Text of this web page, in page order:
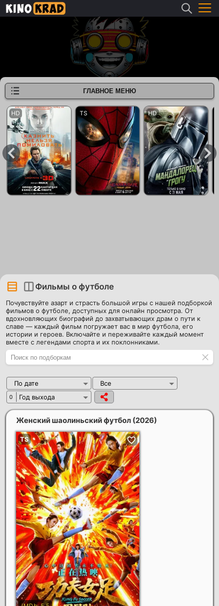
Фильмы о футболе
Почувствуйте азарт и страсть большой игры с нашей подборкой
фильмов о футболе, доступных для онлайн просмотра. От
вдохновляющих биографий до захватывающих драм о пути к
славе — каждый фильм погружает вас в мир футбола, его
истории и героев. Включайте и переживайте каждый момент
вместе с легендами спорта и их поклонниками.
По дате Все
0 Год выхода
Женский шаолиньский футбол (2026)
ГЛАВНОЕ МЕНЮ